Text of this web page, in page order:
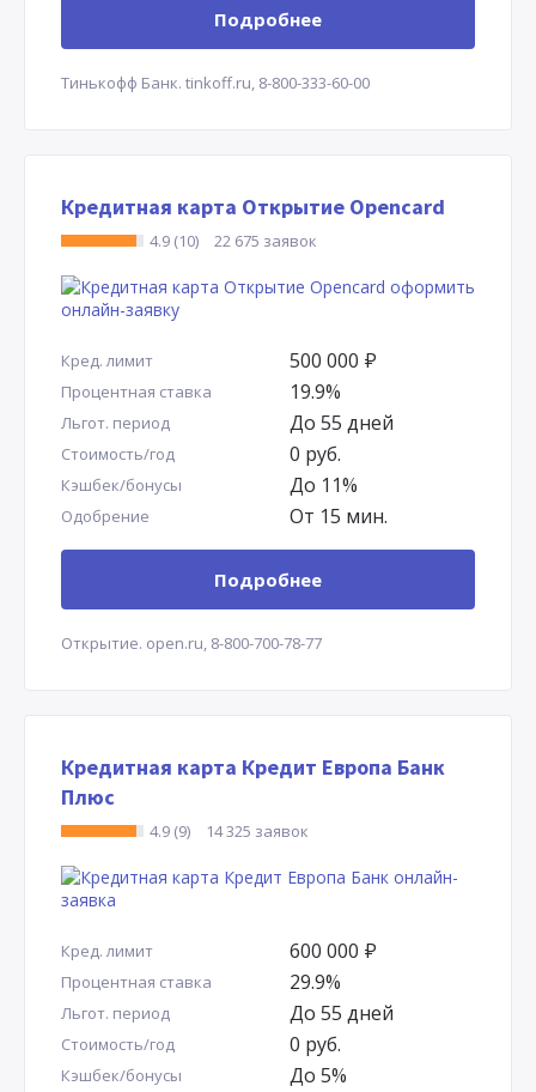
Подробнее
Тинькофф Банк. tinkoff.ru, 8-800-333-60-00
Кредитная карта Открытие Opencard
4.9 (10) 22 675 заявок
Кред. лимит 500 000 Р
Процентная ставка 19.9%
Льгот. период До 55 дней
Стоимость/год 0 руб.
Кэшбек/бонусы До 11%
Одобрение От 15 мин.
Подробнее
Открытие. open.ru, 8-800-700-78-77
Кредитная карта Кредит Европа Банк
Плюс
4.9 (9) 14 325 заявок
Кред. лимит 600 000 Р
Процентная ставка 29.9%
Льгот. период До 55 дней
Стоимость/год 0 руб.
Кэшбек/бонусы До 5%